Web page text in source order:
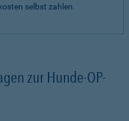
selbst zahlen.
zur Hunde-OP-